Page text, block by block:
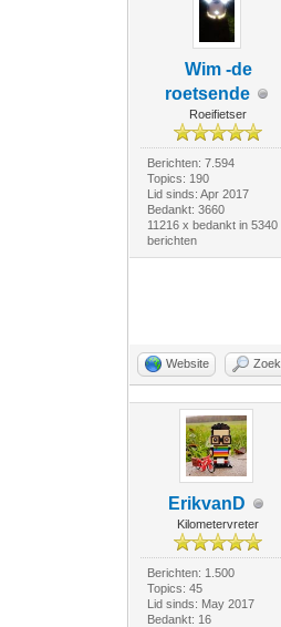
Wim -de
roetsende
Roeifietser
Berichten: 7.594
Topics: 190
Lid sinds: Apr 2017
Bedankt: 3660
11216 x bedankt in 5340
berichten
Website Zoek
ErikvanD
Kilometervreter
Berichten: 1.500
Topics: 45
Lid sinds: May 2017
Bedankt: 16